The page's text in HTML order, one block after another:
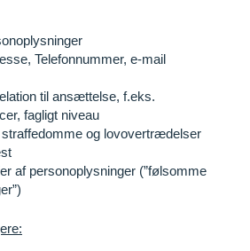
Telefonnummer, e-mail
til ansættelse, f.eks.
fagligt niveau
og lovovertrædelser
af personoplysninger (”følsomme